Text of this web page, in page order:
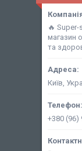
🔥
магазин
та
Київ,
+380 (96)